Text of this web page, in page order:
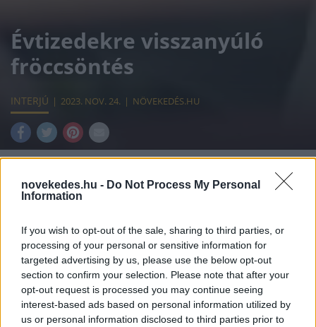
novekedes.hu - Do Not Process My Personal
Information
If you wish to opt-out of the sale, sharing to third parties, or
processing of your personal or sensitive information for
targeted advertising by us, please use the below opt-out
section to confirm your selection. Please note that after your
opt-out request is processed you may continue seeing
interest-based ads based on personal information utilized by
us or personal information disclosed to third parties prior to
Évtizedekre visszanyúló
fröccsöntés
INTERJÚ 2023. NOV. 24. NÖVEKEDÉS.HU
második részében a Simon Plastics
ügyvezetőjével, Simon Péterrel
beszélgettünk. A most következő interjúban
szó esik a fröccsöntés kezdeteiről, a családi
vállalkozói létről, a gyári termelésről, a